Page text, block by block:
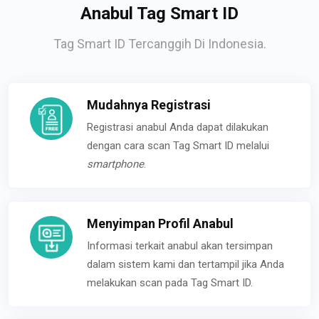
Anabul Tag Smart ID
Tag Smart ID Tercanggih Di Indonesia.
Mudahnya Registrasi
Registrasi anabul Anda dapat dilakukan
dengan cara scan Tag Smart ID melalui
smartphone.
Menyimpan Profil Anabul
Informasi terkait anabul akan tersimpan
dalam sistem kami dan tertampil jika Anda
melakukan scan pada Tag Smart ID.